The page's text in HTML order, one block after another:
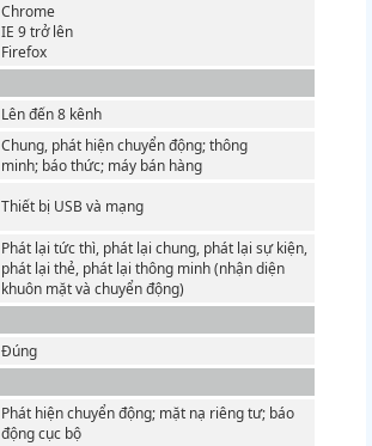
Chrome
IE 9 trở lên
Firefox
Lên đến 8 kênh
Chung, phát hiện chuyển động;thông
minh; báo thức; máy bán hàng
Thiết bị USB và mạng
Phát lại tức thì, phát lại chung, phát lại sự kiện,
phát lại thẻ, phát lại thông minh (nhận diện
khuôn mặt và chuyển động)
Đúng
Phát hiện chuyển động; mặt nạ riêng tư; báo
động cục bộ